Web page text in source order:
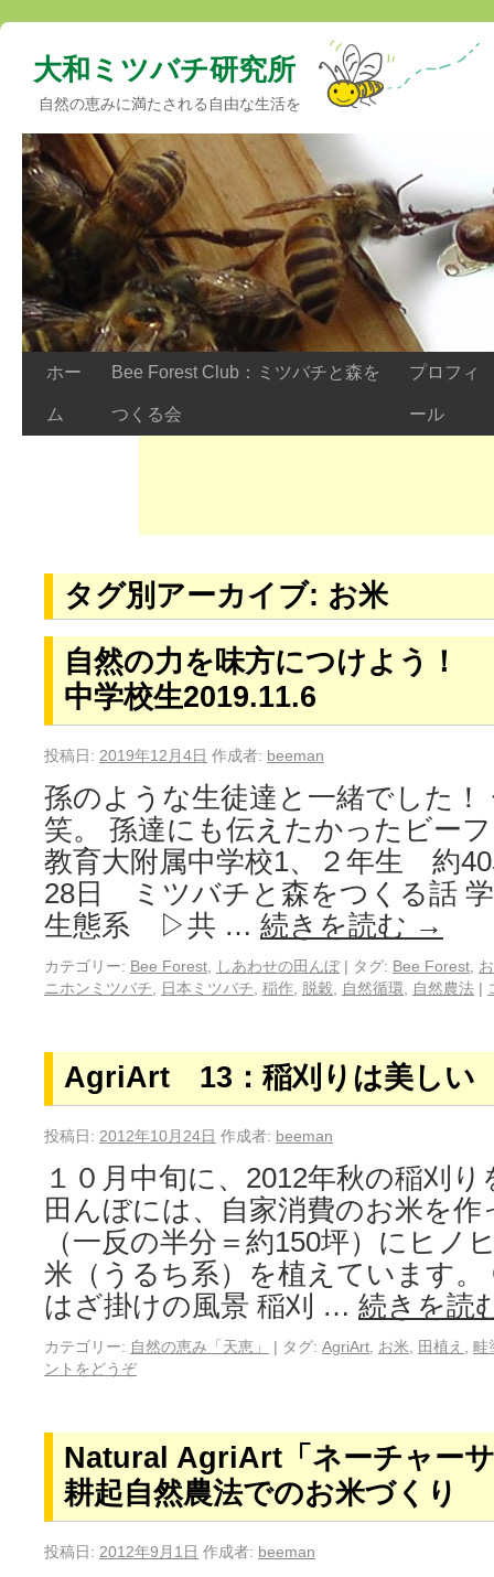
大和ミツバチ研究所
自然の恵みに満たされる自由な生活を
ホー
ム
Bee Forest Club：ミツバチと森を
つくる会
プロフィ
ール
タグ別アーカイブ: お米
自然の力を味方につけよう
中学校生2019.11.6
投稿日: 2019年12月4日 作成者: beeman
孫のような生徒達と一緒でした！
笑。 孫達にも伝えたかったビー
教育大附属中学校1、２年生 約
28日 ミツバチと森をつくる話
生態系 ▷共 … 続きを読む →
カテゴリー: Bee Forest しあわせの田んぼ | タグ: Bee Forest
ニホンミツバチ
日本ミツバチ 稲作 脱穀 自然循環 自然農法 |
AgriArt 13：稲刈りは美しい
投稿日: 2012年10月24日 作成者: beeman
１０月中旬に、2012年秋の稲刈
田んぼには、自家消費のお米を
（一反の半分＝約150坪）にヒノ
米（うるち系）を植えています
はざ掛けの風景 稲刈 … 続きを読
カテゴリー: 自然の恵み「天恵」 | タグ: AgriArt お米 田植え
畦
ントをどうぞ
Natural AgriArt「ネーチャー
耕起自然農法でのお米づくり
投稿日: 2012年9月1日 作成者: beeman